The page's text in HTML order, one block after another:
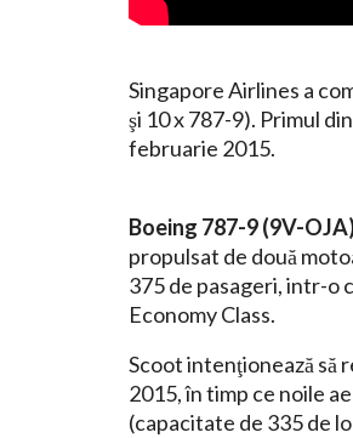
Singapore Airlines a
şi 10 x 787-9). Primul
februarie 2015.
Boeing 787-9 (9V-
propulsat de două
375 de pasageri, intr-o
Economy Class.
Scoot intenţionează să
2015, în timp ce noile
(capacitate de 335 de